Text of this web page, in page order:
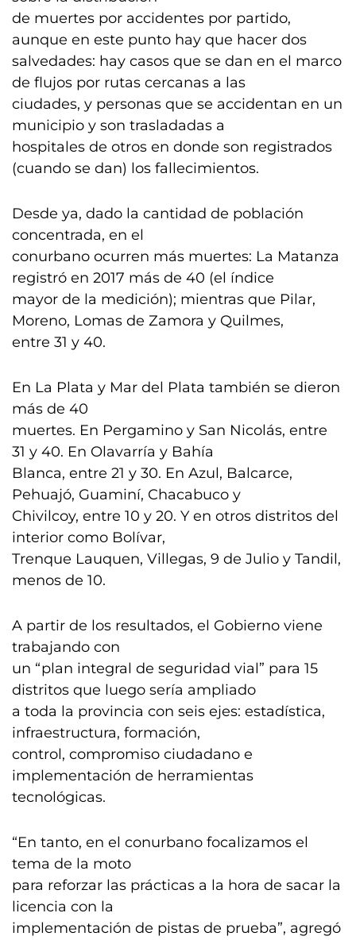
de muertes por accidentes por partido,
aunque en este punto hay que hacer dos
salvedades: hay casos que se dan en el marco
de flujos por rutas cercanas a las
ciudades, y personas que se accidentan en un
municipio y son trasladadas a
hospitales de otros en donde son registrados
(cuando se dan) los fallecimientos.
Desde ya, dado la cantidad de población
concentrada, en el
conurbano ocurren más muertes: La Matanza
registró en 2017 más de 40 (el índice
mayor de la medición); mientras que Pilar,
Moreno, Lomas de Zamora y Quilmes,
entre 31 y 40.
En La Plata y Mar del Plata también se dieron
más de 40
muertes. En Pergamino y San Nicolás, entre
31 y 40. En Olavarría y Bahía
Blanca, entre 21 y 30. En Azul, Balcarce,
Pehuajó, Guaminí, Chacabuco y
Chivilcoy, entre 10 y 20. Y en otros distritos del
interior como Bolívar,
Trenque Lauquen, Villegas, 9 de Julio y Tandil,
menos de 10.
A partir de los resultados, el Gobierno viene
trabajando con
un “plan integral de seguridad vial” para 15
distritos que luego sería ampliado
a toda la provincia con seis ejes: estadística,
infraestructura, formación,
control, compromiso ciudadano e
implementación de herramientas
tecnológicas.
“En tanto, en el conurbano focalizamos el
tema de la moto
para reforzar las prácticas a la hora de sacar la
licencia con la
implementación de pistas de prueba”, agregó